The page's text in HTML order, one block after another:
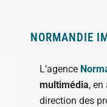
NORMANDIE
L’agence
multimédia,
direction des